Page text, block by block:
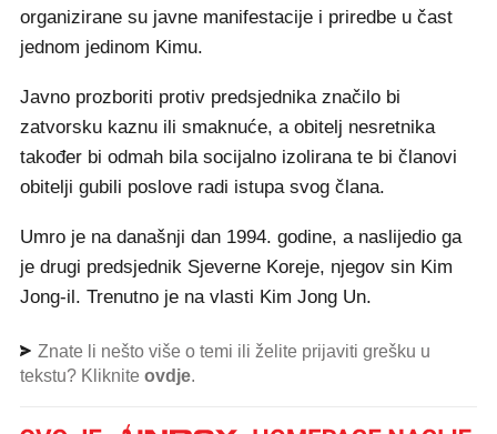
organizirane su javne manifestacije i priredbe u čast
jednom jedinom Kimu.
Javno prozboriti protiv predsjednika značilo bi
zatvorsku kaznu ili smaknuće, a obitelj nesretnika
također bi odmah bila socijalno izolirana te bi članovi
obitelji gubili poslove radi istupa svog člana.
Umro je na današnji dan 1994. godine, a naslijedio ga
je drugi predsjednik Sjeverne Koreje, njegov sin Kim
Jong-il. Trenutno je na vlasti Kim Jong Un.
Znate li nešto više o temi ili želite prijaviti grešku u
tekstu? Kliknite ovdje.